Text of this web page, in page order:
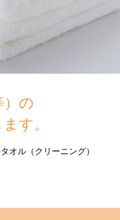
の
す。
オル（クリーニング）